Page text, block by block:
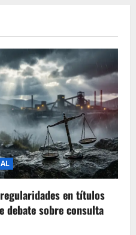
en títulos
debate sobre consulta